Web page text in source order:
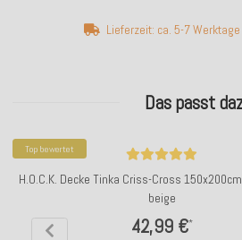
Lieferzeit: ca. 5-7 Werktage
Das passt
Top bewertet
H.O.C.K. Decke Tinka Criss-Cross
beige
42,99 €*